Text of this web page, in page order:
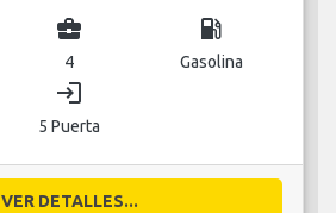
business_center
4
local_gas_station
Gasolina
login
5 Puerta
VER DETALLES...